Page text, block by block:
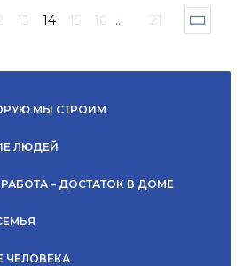
13 14 15 16 ... 21
МЫ СТРОИМ
ЛЮДЕЙ
– ДОСТАТОК В ДОМЕ
ЧЕЛОВЕКА